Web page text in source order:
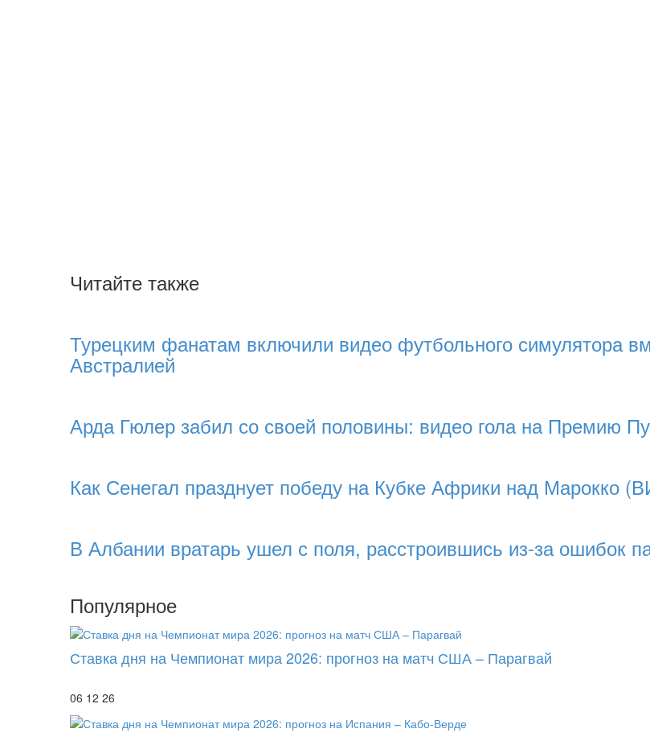
Читайте также
Турецким фанатам включили видео футбольного симулятора
Австралией
Арда Гюлер забил со своей половины: видео гола на Премию
Как Сенегал празднует победу на Кубке Африки над Марокко
В Албании вратарь ушел с поля, расстроившись из-за ошибок
Популярное
Ставка дня на Чемпионат мира 2026: прогноз на матч США – Парагвай
06 12 26